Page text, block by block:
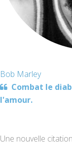
Bob Marley
Combat le
l'amour.
Une nouvelle